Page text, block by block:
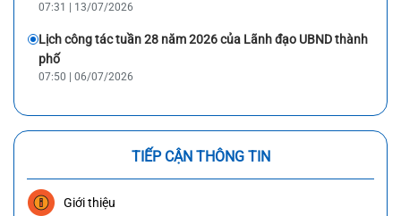
07:31 | 13/07/2026
Lịch công tác tuần 28 năm 2026 của Lãnh đạo UBND thành
phố
07:50 | 06/07/2026
TIẾP CẬN THÔNG TIN
Giới thiệu